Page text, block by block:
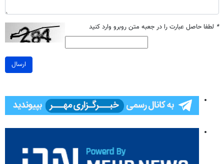
* لطفا حاصل عبارت را در جعبه متن روبرو وارد کنید
ارسال